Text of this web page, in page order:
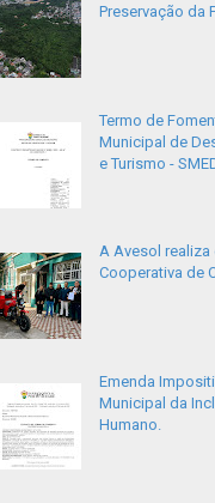
Preservação da
Termo de
Municipal de
e Turismo -
A Avesol realiza
Cooperativa de
Emenda
Municipal da
Humano.